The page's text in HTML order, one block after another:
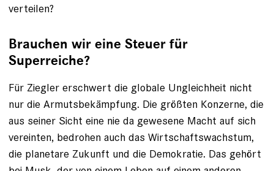
verteilen?
Brauchen wir eine Steuer für
Superreiche?
Für Ziegler erschwert die globale Ungleichheit nicht
nur die Armutsbekämpfung. Die größten Konzerne, die
aus seiner Sicht eine nie da gewesene Macht auf sich
vereinten, bedrohen auch das Wirtschaftswachstum,
die planetare Zukunft und die Demokratie. Das gehört